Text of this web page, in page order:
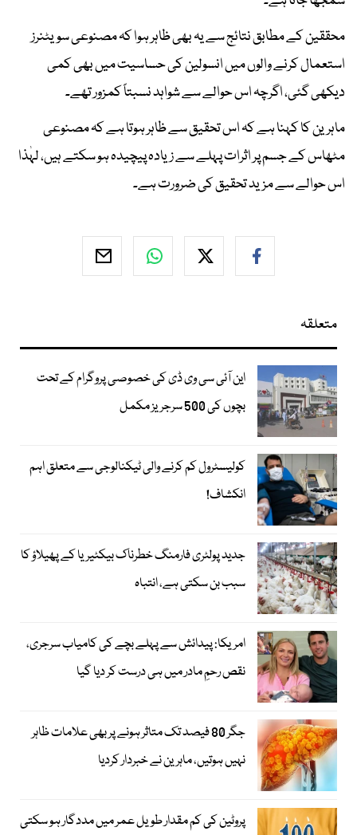
محققین کے مطابق نتائج سے یہ بھی ظاہر ہوا کہ مصنوعی سویٹنرز
استعمال کرنے والوں میں انسولین کی حساسیت میں بھی کمی
دیکھی گئی، اگرچہ اس حوالے سے شواہد نسبتاً کمزور تھے۔
ماہرین کا کہنا ہے کہ اس تحقیق سے ظاہر ہوتا ہے کہ مصنوعی
مٹھاس کے جسم پر اثرات پہلے سے زیادہ پیچیدہ ہو سکتے ہیں، لہٰذا
اس حوالے سے مزید تحقیق کی ضرورت ہے۔
متعلقہ
این آئی سی وی ڈی کی خصوصی پروگرام کے تحت
بچوں کی 500 سرجریز مکمل
کولیسٹرول کم کرنے والی ٹیکنالوجی سے متعلق اہم
انکشاف!
جدید پولٹری فارمنگ خطرناک بیکٹیریا کے پھیلاؤ کا
سبب بن سکتی ہے، انتباہ
امریکا: پیدائش سے پہلے بچے کی کامیاب سرجری،
نقص رحمِ مادر میں ہی درست کر دیا گیا
جگر 80 فیصد تک متاثر ہونے پر بھی علامات ظاہر
نہیں ہوتیں، ماہرین نے خبردار کردیا
پروٹین کی کم مقدار طویل عمر میں مددگار ہو سکتی